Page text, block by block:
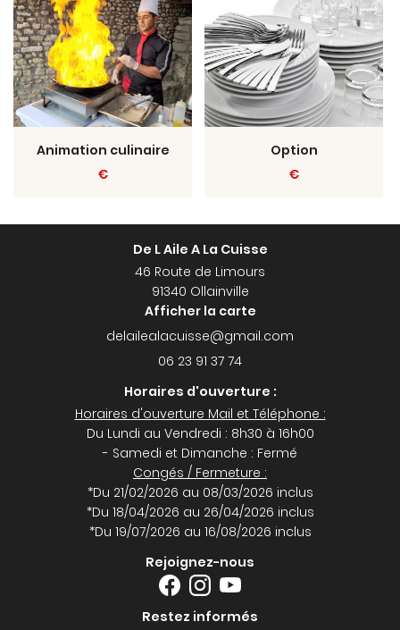
Animation culinaire
€
Option
€
De L Aile A La Cuisse
46 Route de Limours
91340 Ollainville
Afficher la carte
06 23 91 37 74
Horaires d'ouverture :
Horaires d'ouverture Mail et Téléphone :
Du Lundi au Vendredi : 8h30 à 16h00
- Samedi et Dimanche : Fermé
Congés / Fermeture :
*Du 21/02/2026 au 08/03/2026 inclus
*Du 18/04/2026 au 26/04/2026 inclus
*Du 19/07/2026 au 16/08/2026 inclus
Rejoignez-nous
Restez informés